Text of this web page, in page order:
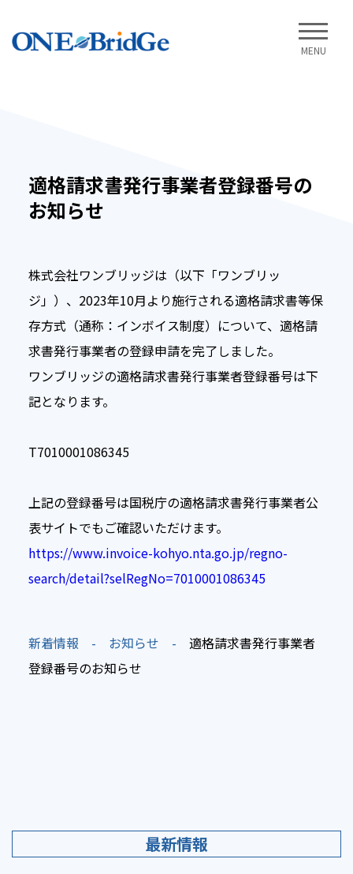
MENU
適格請求書発行事業者登録番号の
お知らせ
株式会社ワンブリッジは（以下「ワンブリッ
ジ」）、2023年10月より施行される適格請求書等保
存方式（通称：インボイス制度）について、適格請
求書発行事業者の登録申請を完了しました。
ワンブリッジの適格請求書発行事業者登録番号は下
記となります。
T7010001086345
上記の登録番号は国税庁の適格請求書発行事業者公
表サイトでもご確認いただけます。
https://www.invoice-kohyo.nta.go.jp/regno-
search/detail?selRegNo=7010001086345
新着情報 お知らせ
適格請求書発行事業者
登録番号のお知らせ
最新情報